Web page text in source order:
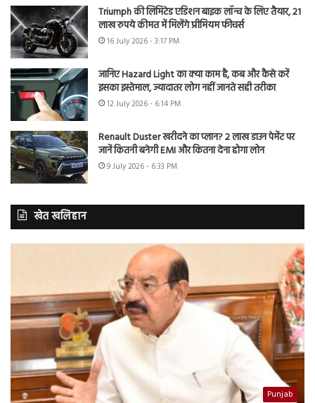
Triumph की लिमिटेड एडिशन बाइक लॉन्च के लिए तैयार, 21
लाख रुपये कीमत में मिलेंगे प्रीमियम फीचर्स
16 July 2026 - 3:17 PM
जानिए Hazard Light का क्या काम है, कब और कैसे करें
इसका इस्तेमाल, ज्यादातर लोग नहीं जानते सही तरीका
12 July 2026 - 6:14 PM
Renault Duster खरीदने का प्लान? 2 लाख डाउन पेमेंट पर
जानें कितनी बनेगी EMI और कितना देना होगा लोन
9 July 2026 - 6:33 PM
खेत खलिहान
Punjab